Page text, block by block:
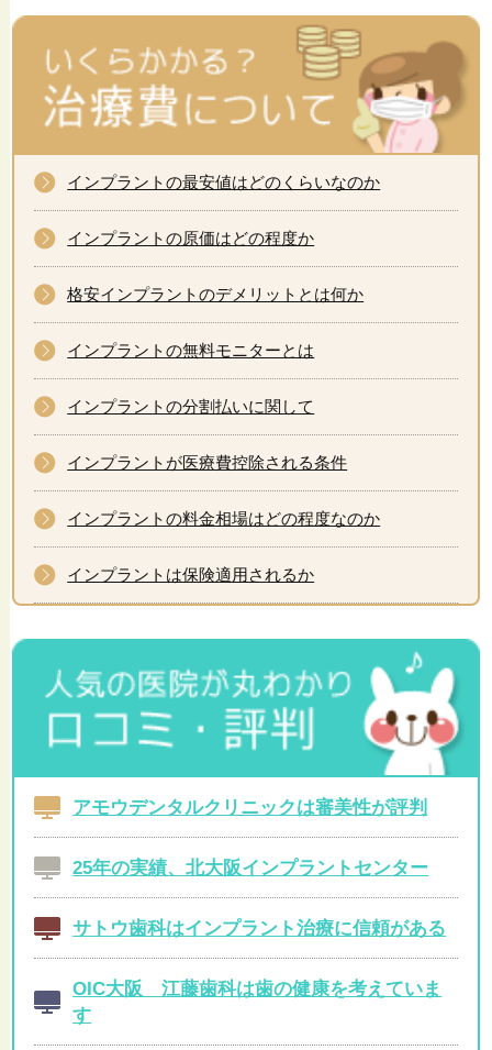
インプラントの最安値はどのくらいなのか
インプラントの原価はどの程度か
格安インプラントのデメリットとは何か
インプラントの無料モニターとは
インプラントの分割払いに関して
インプラントが医療費控除される条件
インプラントの料金相場はどの程度なのか
インプラントは保険適用されるか
アモウデンタルクリニックは審美性が評判
25年の実績、北大阪インプラントセンター
サトウ歯科はインプラント治療に信頼がある
OIC大阪 江藤歯科は歯の健康を考えていま
す